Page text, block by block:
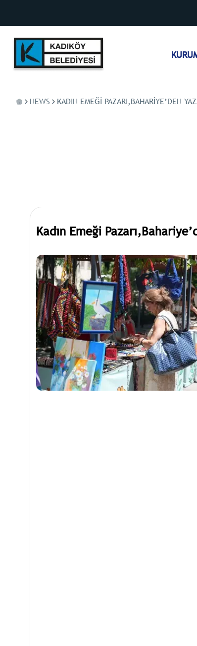
NEWS KADIN EMEĞI PAZARI,BAHARIYE’DEN
Kadın Emeği